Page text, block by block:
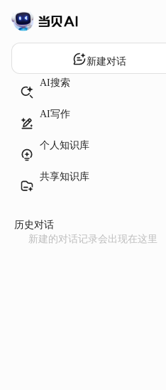
新建对话
AI搜索
AI写作
个人知识库
共享知识库
历史对话
新建的对话记录会出现在这里